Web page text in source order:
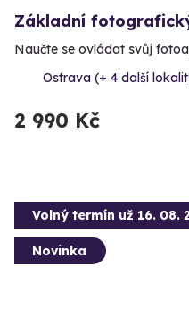
Základní
Naučte se ovládat svůj
Ostrava (+ 4 další
2 990 Kč
Volný termín už 16. 08.
Novinka